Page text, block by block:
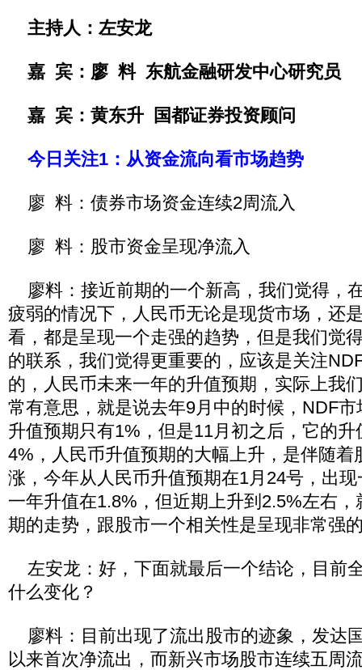
主持人：左安龙
嘉 宾：廖 料 东航金融研发中心研究员
嘉 宾：黄东升 国都证券投资顾问
今日关注1：从资金流向看市场趋势
廖 料：债券市场资金连续2周流入
廖 料：股市资金呈现净流入
廖料：接近前期的一个新高，我们觉得，
疲弱的情况下，人民币无论是现货市场，还
看，都是呈现一个走强的趋势，但是我们觉
的联系，我们觉得更重要的，应该是关注
的，人民币未来一年的升值预期，实际上我
常有意思，就是说去年9月中的时候，NDF
升值预期只有1%，但是11月初之后，它的
4%，人民币升值预期的大幅上升，是伴随着
涨，今年从人民币升值预期在1月24号，出
一年升值在1.8%，但近期上升到2.5%左右
期的走势，跟股市一个相关性是呈现非常强
左安龙：好，下面就最后一个结论，目前
什么变化？
廖料：目前出现了流出股市的迹象，发达
以来首次净流出，而新兴市场股市连续五周